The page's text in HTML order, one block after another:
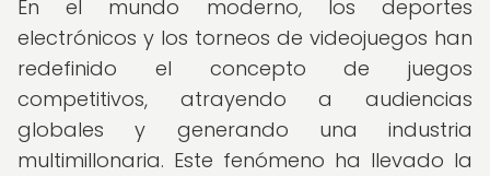
En el mundo moderno, los deportes
electrónicos y los torneos de videojuegos han
redefinido el concepto de juegos
competitivos, atrayendo a audiencias
globales y generando una industria
multimillonaria. Este fenómeno ha llevado la